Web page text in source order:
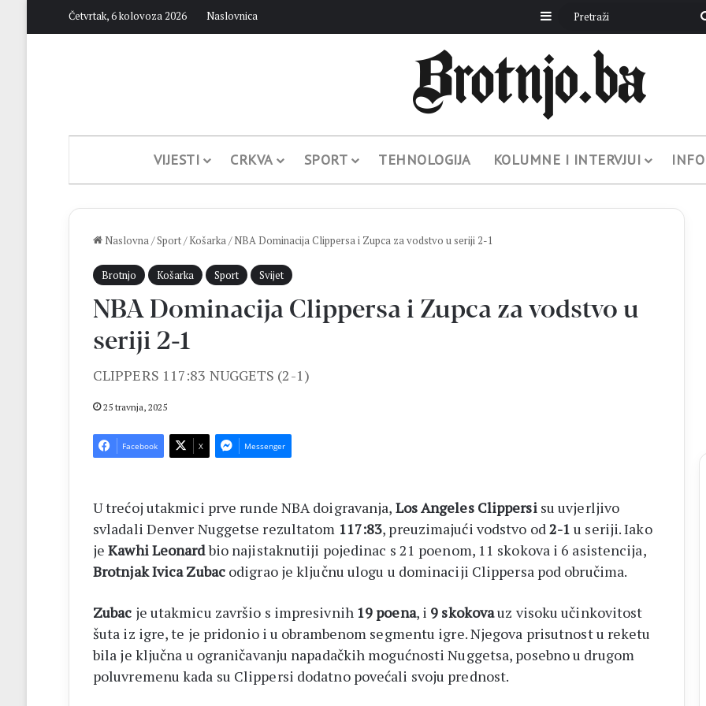
Četvrtak, 6 kolovoza 2026 Naslovnica Sidebar
VIJESTI CRKVA SPORT TEHNOLOGIJA KOLUMNE I INTERVJUI INFO
Naslovna/Sport/ Košarka/ NBA Dominacija Clippersa i Zupca za vodstvo u seriji 2-1
Brotnjo Košarka Sport Svijet
NBA Dominacija Clippersa i Zupca za vodstvo u
seriji 2-1
CLIPPERS 117:83 NUGGETS (2-1)
25 travnja, 2025
Facebook X Messenger
U trećoj utakmici prve runde NBA doigravanja, Los Angeles Clippersisu uvjerljivo
svladali Denver Nuggetse rezultatom 117:83, preuzimajući vodstvo od2-1 u seriji. Iako
jeKawhi Leonardbio najistaknutiji pojedinac s 21 poenom, 11 skokova i 6 asistencija,
Brotnjak Ivica Zubacodigrao je ključnu ulogu u dominaciji Clippersa pod obručima.
Zubac je utakmicu završio s impresivnih 19 poena, i 9 skokovauz visoku učinkovitost
šuta iz igre, te je pridonio i u obrambenom segmentu igre. Njegova prisutnost u reketu
bila je ključna u ograničavanju napadačkih mogućnosti Nuggetsa, posebno u drugom
poluvremenu kada su Clippersi dodatno povećali svoju prednost.
JZU
DOM
ZDRAVLJA
ČITLUK
mamografski
pregledi:
Online
prijave
otvorene
JZU DOM ZDRAVLJA ČITLUK
Besplatni mamografski pregledi:
Online prijave otvorene do 31.
kolovoza
Fra
Zvonimir
Pavičić
predslavio
misu
37.
Mladifesta
na
Križevcu
Fra Zvonimir Pavičić predslavio
završnu misu 37. Mladifesta na
Križevcu